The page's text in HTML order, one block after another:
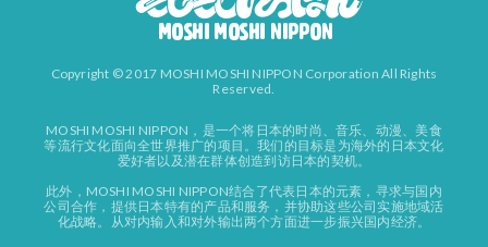
Copyright © 2017 MOSHI MOSHI NIPPON Corporation All Rights
Reserved.
MOSHI MOSHI NIPPON，是一个将日本的时尚、音乐、动漫、美食
等流行文化面向全世界推广的项目。我们的目标是为海外的日本文化
爱好者以及潜在群体创造到访日本的契机。
此外，MOSHI MOSHI NIPPON结合了代表日本的元素，寻求与国内
公司合作，提供日本特有的产品和服务，并协助这些公司实施地域活
化战略。从对内输入和对外输出两个方面进一步振兴国内经济。